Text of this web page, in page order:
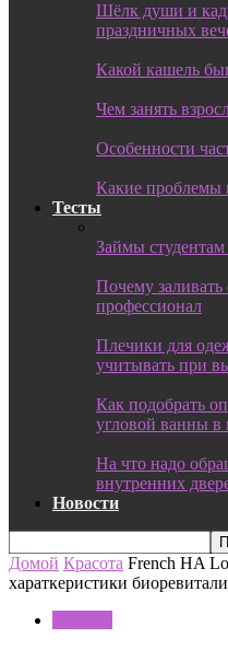
Шёлк души и
праздничных
Какой кашель
Чем занять
Особенности
Какие проблемы
Тесты
Займы студентам
Почему
профессионал
Плечики для
учитывать при
Как подобрать
угловой ванны в
На что надо
внутренних
Новости
Домой Красота French HA
хараткеристики